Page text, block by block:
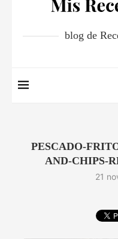
blog de
PESCADO-
AND-CHIPS-
21